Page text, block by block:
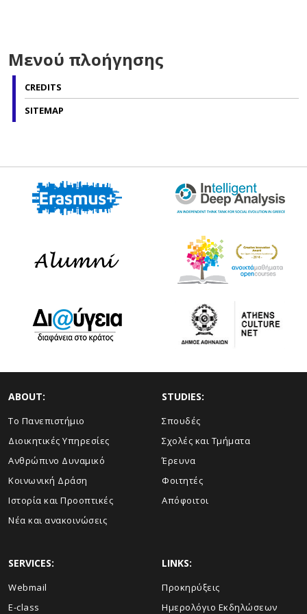
Μενού πλοήγησης
CREDITS
SITEMAP
ABOUT:
Το Πανεπιστήμιο
Διοικητικές Υπηρεσίες
Ανθρώπινο Δυναμικό
Κοινωνική Δράση
Ιστορία και Προοπτικές
Νέα και ανακοινώσεις
STUDIES:
Σπουδές
Σχολές και Τμήματα
Έρευνα
Φοιτητές
Απόφοιτοι
SERVICES:
Webmail
E-class
LINKS:
Προκηρύξεις
Ημερολόγιο Εκδηλώσεων